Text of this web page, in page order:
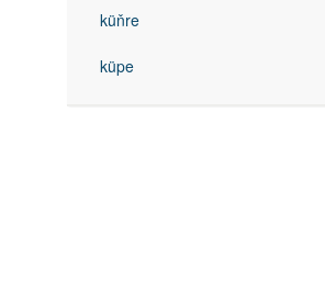
küňre
küpe